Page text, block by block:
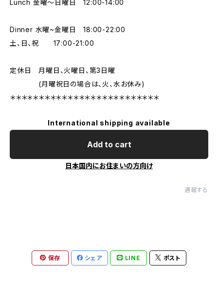
Lunch 金曜〜日曜日 12:00-14:00
Dinner 水曜~金曜日 18:00-22:00
土、日、祝 17:00-21:00
定休日 月曜日、火曜日、第3日曜
(月曜祝日の場合は、火、水お休み)
＊＊＊＊＊＊＊＊＊＊＊＊＊＊＊＊＊＊＊＊＊＊＊＊＊＊
International shipping available
Add to cart
日本国内にお住まいの方向け
通報する
保存 シェア LINE ポスト